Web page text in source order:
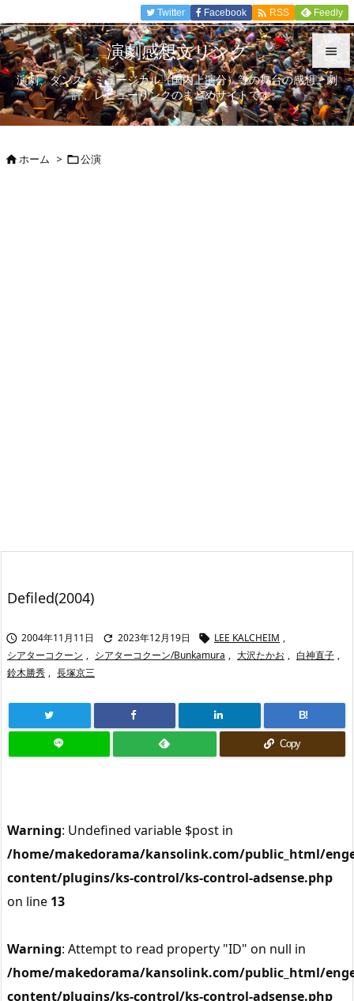


メニュ

Twitter Facebook  RSS Feedly
演劇感想文リンク
演劇、ダンス、ミュージカル（国内上演分）等の舞台の感想、劇
評、レビューリンクのまとめサイトです。
ホーム > 公演
Defiled(2004)
 2004年11月11日  2023年12月19日  LEE KALCHEIM ,
シアターコクーン , シアターコクーン/Bunkamura , 大沢たかお , 白神直子 ,
鈴木勝秀 , 長塚京三
B!
Copy
Warning: Undefined variable $post in
/home/makedorama/kansolink.com/public_html/
content/plugins/ks-control/ks-control-adsense.php
on line 13
Warning: Attempt to read property "ID" on null in
/home/makedorama/kansolink.com/public_html/
content/plugins/ks-control/ks-control-adsense.php